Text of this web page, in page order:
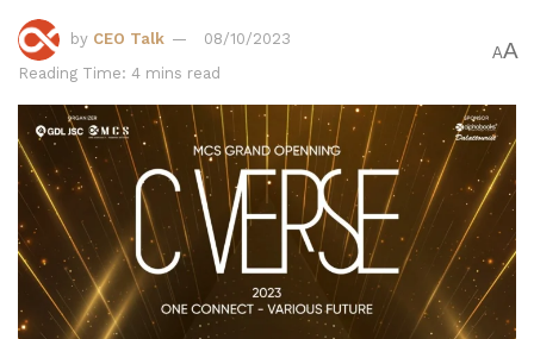
by CEO Talk
08/10/2023
Reading Time: 4 mins read
AA